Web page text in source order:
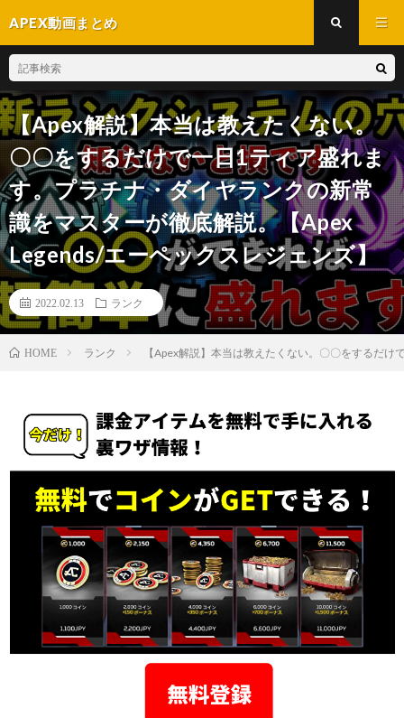
APEX動画まとめ
【Apex解説】本当は教えたくない。
〇〇をするだけで一日1ティア盛れま
す。プラチナ・ダイヤランクの新常
識をマスターが徹底解説。【Apex
Legends/エーペックスレジェンズ】
2022.02.13 ランク
HOME ランク 【Apex解説】本当は教えたくない。〇〇をするだ